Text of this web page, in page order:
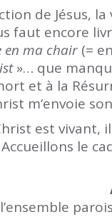
de Jésus,
faut encore
en ma chair (=
»… que
et à la
m‘envoie
est vivant,
le